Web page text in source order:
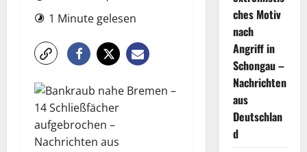
1 Minute gelesen
ches Motiv
nach
Angriff in
Schongau –
Nachrichten
aus
Deutschlan
d